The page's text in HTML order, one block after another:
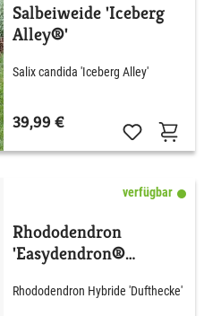
Salbeiweide 'Iceberg
Alley®'
Salix candida 'Iceberg Alley'
39,99 €
verfügbar
Rhododendron
'Easydendron®
Rhododendron Hybride 'Dufthecke'